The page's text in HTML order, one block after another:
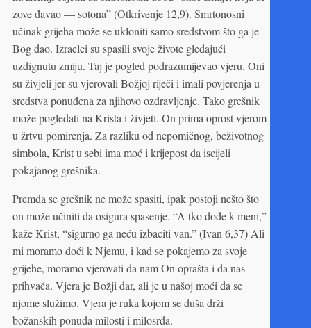
zove đavao — sotona” (Otkrivenje 12,9). Smrtonosni
učinak grijeha može se ukloniti samo sredstvom što ga je
Bog dao. Izraelci su spasili svoje živote gledajući
uzdignutu zmiju. Taj je pogled podrazumijevao vjeru. Oni
su živjeli jer su vjerovali Božjoj riječi i imali povjerenja u
sredstva ponuđena za njihovo ozdravljenje. Tako grešnik
može pogledati na Krista i živjeti. On prima oprost vjerom
u žrtvu pomirenja. Za razliku od nepomičnog, beživotnog
simbola, Krist u sebi ima moć i krijepost da iscijeli
pokajanog grešnika.
Premda se grešnik ne može spasiti, ipak postoji nešto što
on može učiniti da osigura spasenje. “A tko dođe k meni,”
kaže Krist, “sigurno ga neću izbaciti van.” (Ivan 6,37) Ali
mi moramo doći k Njemu, i kad se pokajemo za svoje
grijehe, moramo vjerovati da nam On oprašta i da nas
prihvaća. Vjera je Božji dar, ali je u našoj moći da se
njome služimo. Vjera je ruka kojom se duša drži
božanskih ponuda milosti i milosrđa.